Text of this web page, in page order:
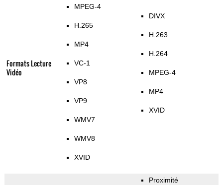
Formats Lecture
Vidéo
MPEG-4
H.265
MP4
VC-1
VP8
VP9
WMV7
WMV8
XVID
DIVX
H.263
H.264
MPEG-4
MP4
XVID
Proximité